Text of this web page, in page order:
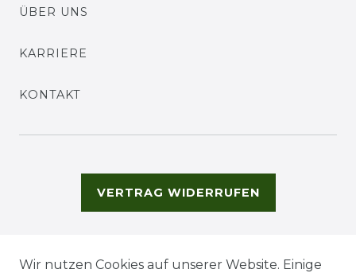
ÜBER UNS
KARRIERE
KONTAKT
VERTRAG WIDERRUFEN
Wir nutzen Cookies auf unserer Website. Einige